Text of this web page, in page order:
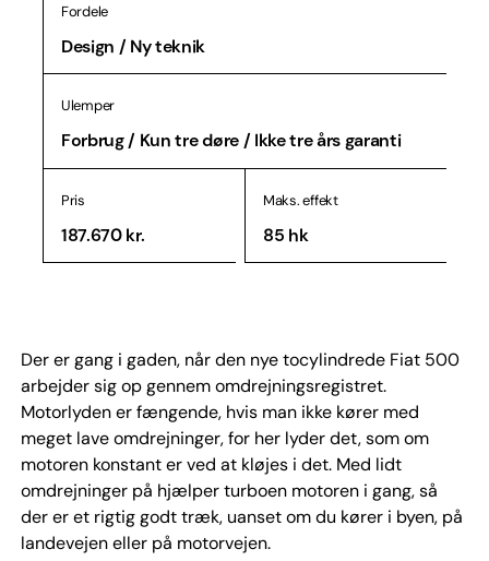
Fordele
Design / Ny teknik
Ulemper
Forbrug / Kun tre døre / Ikke tre års garanti
Pris
187.670 kr.
Maks. effekt
85 hk
Der er gang i gaden, når den nye tocylindrede Fiat 500
arbejder sig op gennem omdrejningsregistret.
Motorlyden er fængende, hvis man ikke kører med
meget lave omdrejninger, for her lyder det, som om
motoren konstant er ved at kløjes i det. Med lidt
omdrejninger på hjælper turboen motoren i gang, så
der er et rigtig godt træk, uanset om du kører i byen, på
landevejen eller på motorvejen.